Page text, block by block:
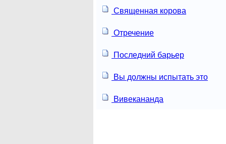
Священная корова
Отречение
Последний барьер
Вы должны испытать это
Вивекананда